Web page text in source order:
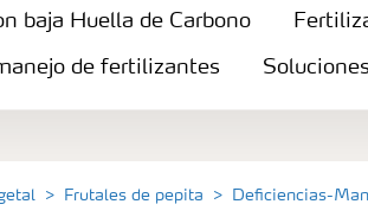
baja Huella de Carbono
de fertilizantes
Frutales de pepita Deficiencias-